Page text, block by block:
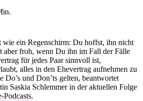
wie ein Regenschirm: Du hoffst, ihn nicht
aber froh, wenn Du ihn im Fall der Fälle
für jedes Paar sinnvoll ist,
alles in den Ehevertrag aufnehmen zu
Do’s und Don’ts gelten, beantwortet
Saskia Schlemmer in der aktuellen Folge
Podcasts.